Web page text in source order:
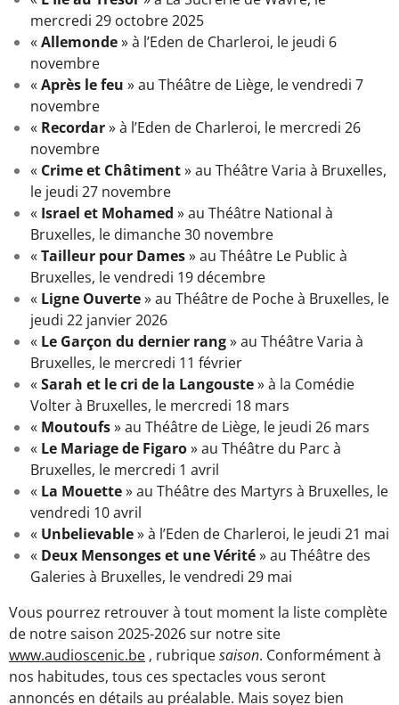
mercredi 29 octobre 2025
«Allemonde» à l’Eden de Charleroi, le jeudi 6
novembre
«Après le feu » au Théâtre de Liège, le vendredi 7
novembre
« Recordar» à l’Eden de Charleroi, le mercredi 26
novembre
« Crime et Châtiment» au Théâtre Varia à Bruxelles,
le jeudi 27 novembre
« Israel et Mohamed » au Théâtre National à
Bruxelles, le dimanche 30 novembre
«Tailleur pour Dames» au Théâtre Le Public à
Bruxelles, le vendredi 19 décembre
« Ligne Ouverte» au Théâtre de Poche à Bruxelles, le
jeudi 22 janvier 2026
« Le Garçon du dernier rang» au Théâtre Varia à
Bruxelles, le mercredi 11 février
«Sarah et le cri de la Langouste» à la Comédie
Volter à Bruxelles, le mercredi 18 mars
« Moutoufs» au Théâtre de Liège, le jeudi 26 mars
« Le Mariage de Figaro» au Théâtre du Parc à
Bruxelles, le mercredi 1 avril
« La Mouette» au Théâtre des Martyrs à Bruxelles, le
vendredi 10 avril
« Unbelievable» à l’Eden de Charleroi, le jeudi 21 mai
« Deux Mensonges et une Vérité» au Théâtre des
Galeries à Bruxelles, le vendredi 29 mai
Vous pourrez retrouver à tout moment la liste complète
de notre saison 2025-2026 sur notre site
www.audioscenic.be , rubriquesaison. Conformément à
nos habitudes, tous ces spectacles vous seront
annoncés en détails au préalable. Mais soyez bien